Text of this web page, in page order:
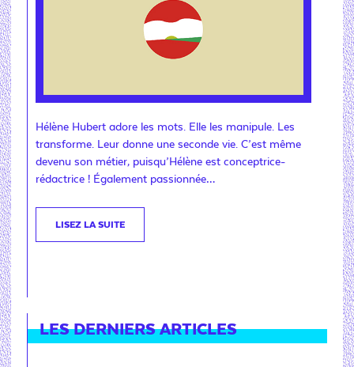
Hélène Hubert adore les mots. Elle les manipule. Les
transforme. Leur donne une seconde vie. C’est même
devenu son métier, puisqu’Hélène est conceptrice-
rédactrice ! Également passionnée…
LISEZ LA SUITE
LES DERNIERS ARTICLES